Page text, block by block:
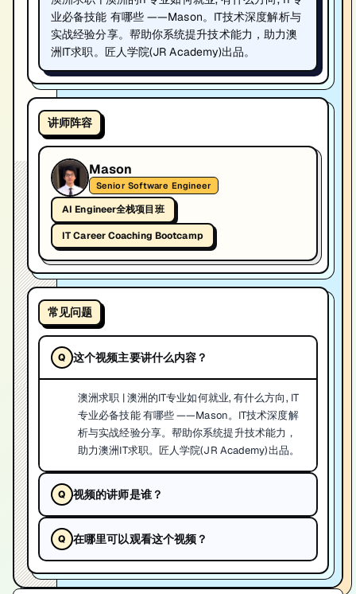
业必备技能 有哪些 ——Mason。IT技术深度解析与
实战经验分享。帮助你系统提升技术能力，助力澳
洲IT求职。匠人学院(JR Academy)出品。
讲师阵容
Mason
Senior Software Engineer
AI Engineer全栈项目班
IT Career Coaching Bootcamp
常见问题
这个视频主要讲什么内容？
澳洲求职 | 澳洲的IT专业如何就业, 有什么方向, IT
专业必备技能 有哪些 ——Mason。IT技术深度解
析与实战经验分享。帮助你系统提升技术能力，
助力澳洲IT求职。匠人学院(JR Academy)出品。
视频的讲师是谁？
在哪里可以观看这个视频？